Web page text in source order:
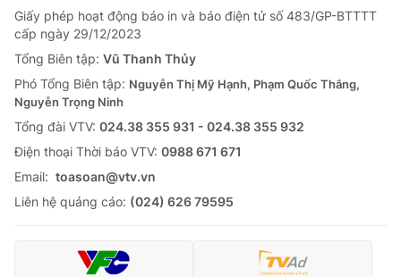
Giấy phép hoạt động báo in và báo điện tử số 483/GP-BTTTT
cấp ngày 29/12/2023
Tổng Biên tập: Vũ Thanh Thủy
Phó Tổng Biên tập: Nguyễn Thị Mỹ Hạnh, Phạm Quốc Thắng,
Nguyễn Trọng Ninh
Tổng đài VTV: 024.38 355 931 - 024.38 355 932
Ðiện thoại Thời báo VTV: 0988 671 671
Email: toasoan@vtv.vn
Liên hệ quảng cáo: (024) 626 79595